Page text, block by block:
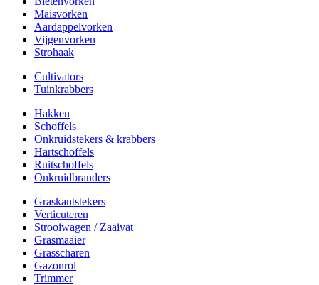
Maisvorken
Aardappelvorken
Vijgenvorken
Strohaak
Cultivators
Tuinkrabbers
Hakken
Schoffels
Onkruidstekers & krabbers
Hartschoffels
Ruitschoffels
Onkruidbranders
Graskantstekers
Verticuteren
Strooiwagen / Zaaivat
Grasmaaier
Grasscharen
Gazonrol
Trimmer